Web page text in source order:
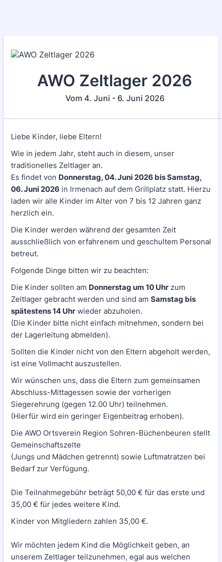
AWO Zeltlager 2026
Vom 4. Juni - 6. Juni 2026
Liebe Kinder, liebe Eltern!
Wie in jedem Jahr, steht auch in diesem, unser
traditionelles Zeltlager an.
Es findet von Donnerstag, 04. Juni 2026 bis Samstag,
06. Juni 2026 in Irmenach auf dem Grillplatz statt. Hierzu
laden wir alle Kinder im Alter von 7 bis 12 Jahren ganz
herzlich ein.
Die Kinder werden während der gesamten Zeit
ausschließlich von erfahrenem und geschultem Personal
betreut.
Folgende Dinge bitten wir zu beachten:
Die Kinder sollten am Donnerstag um 10 Uhr zum
Zeltlager gebracht werden und sind am Samstag bis
spätestens 14 Uhr wieder abzuholen.
(Die Kinder bitte nicht einfach mitnehmen, sondern bei
der Lagerleitung abmelden).
Sollten die Kinder nicht von den Eltern abgeholt werden,
ist eine Vollmacht auszustellen.
Wir wünschen uns, dass die Eltern zum gemeinsamen
Abschluss-Mittagessen sowie der vorherigen
Siegerehrung (gegen 12.00 Uhr) teilnehmen.
(Hierfür wird ein geringer Eigenbeitrag erhoben).
Die AWO Ortsverein Region Sohren-Büchenbeuren stellt
Gemeinschaftszelte
(Jungs und Mädchen getrennt) sowie Luftmatratzen bei
Bedarf zur Verfügung.
Die Teilnahmegebühr beträgt 50,00 € für das erste und
35,00 € für jedes weitere Kind.
Kinder von Mitgliedern zahlen 35,00 €.
Wir möchten jedem Kind die Möglichkeit geben, an
unserem Zeltlager teilzunehmen, egal aus welchen